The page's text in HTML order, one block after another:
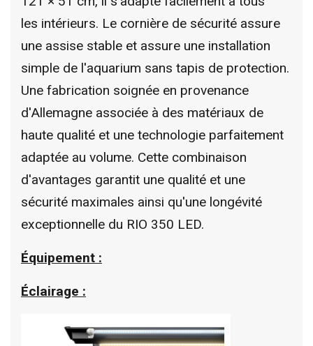
les intérieurs. Le cornière de sécurité assure
une assise stable et assure une installation
simple de l'aquarium sans tapis de protection.
Une fabrication soignée en provenance
d'Allemagne associée à des matériaux de
haute qualité et une technologie parfaitement
adaptée au volume. Cette combinaison
d'avantages garantit une qualité et une
sécurité maximales ainsi qu'une longévité
exceptionnelle du RIO 350 LED.
Équipement :
Éclairage :